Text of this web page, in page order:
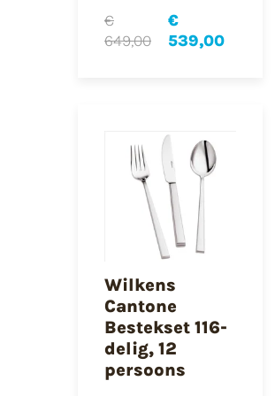
€
649,00
€
539,00
Wilkens
Cantone
Bestekset 116-
delig, 12
persoons